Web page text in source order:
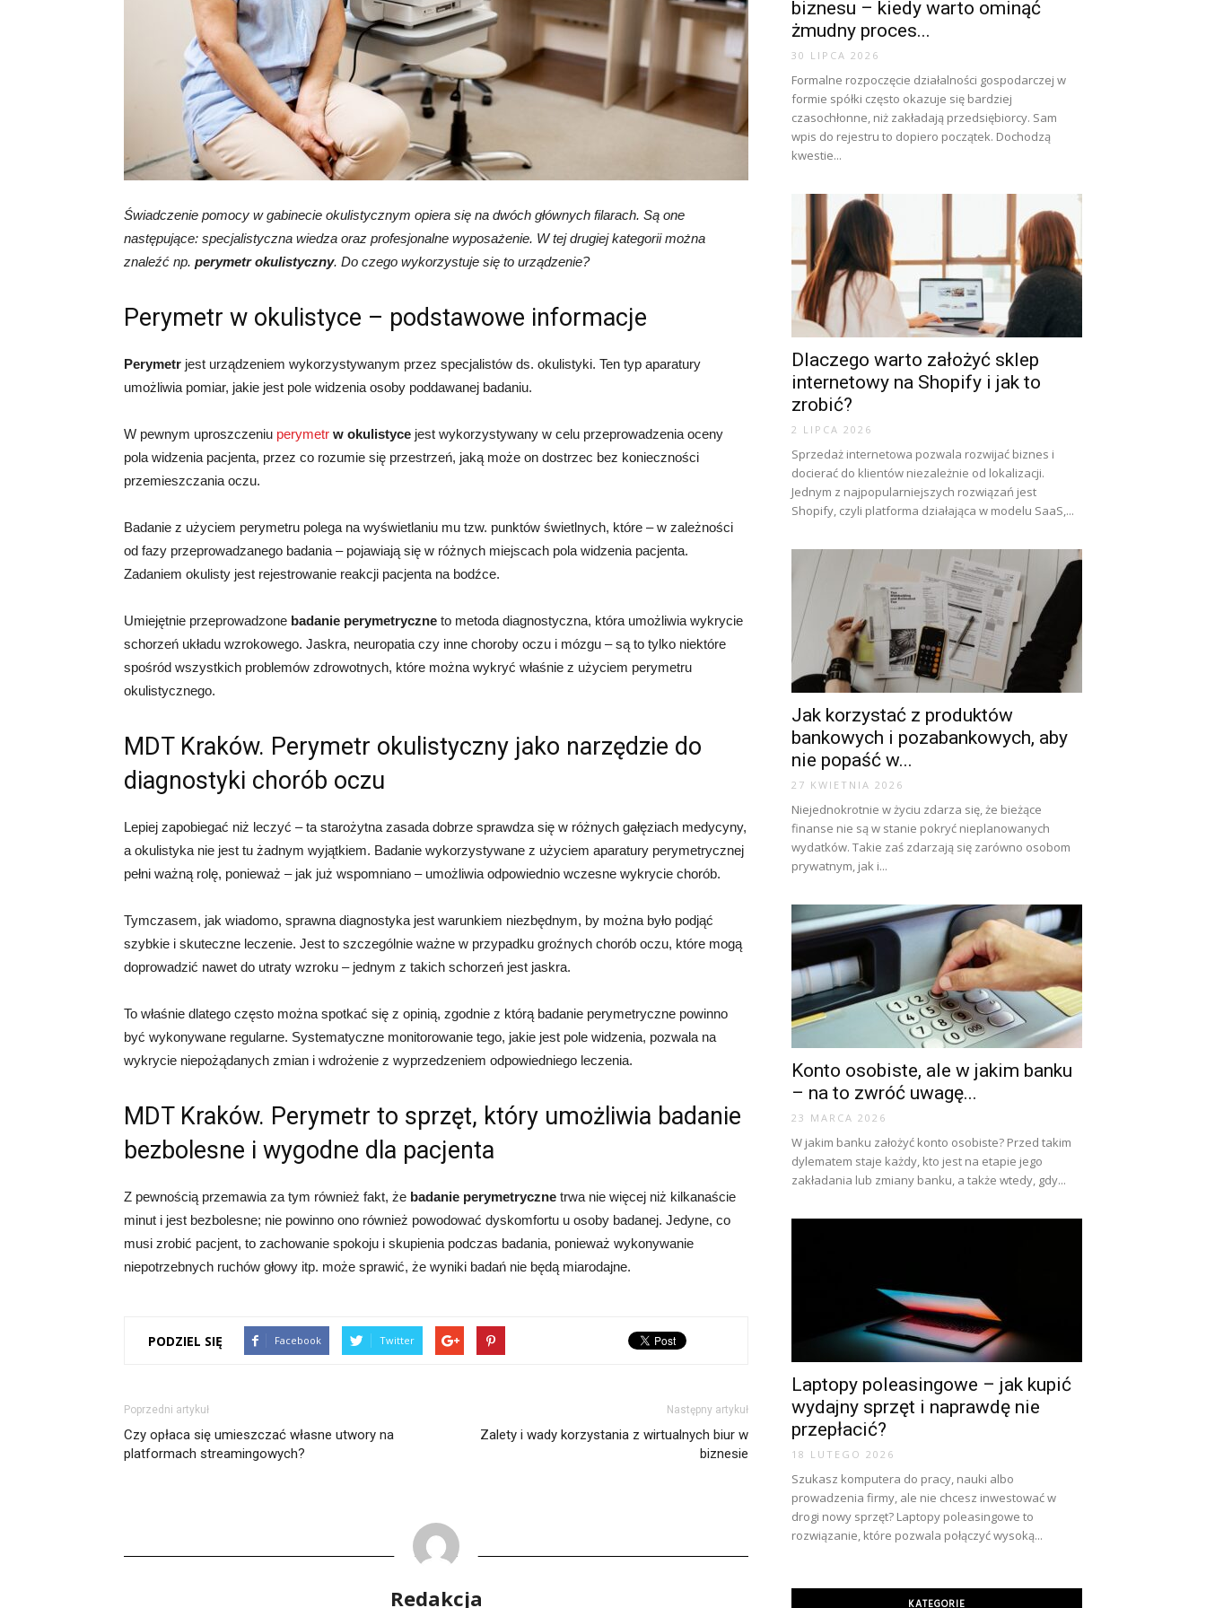
Świadczenie pomocy w gabinecie okulistycznym opiera się na dwóch głównych filarach. Są one
następujące: specjalistyczna wiedza oraz profesjonalne wyposażenie. W tej drugiej kategorii można
znaleźć np. perymetr okulistyczny. Do czego wykorzystuje się to urządzenie?
Perymetr w okulistyce – podstawowe informacje
Perymetr jest urządzeniem wykorzystywanym przez specjalistów ds. okulistyki. Ten typ aparatury
umożliwia pomiar, jakie jest pole widzenia osoby poddawanej badaniu.
W pewnym uproszczeniu perymetr w okulistyce jest wykorzystywany w celu przeprowadzenia oceny
pola widzenia pacjenta, przez co rozumie się przestrzeń, jaką może on dostrzec bez konieczności
przemieszczania oczu.
Badanie z użyciem perymetru polega na wyświetlaniu mu tzw. punktów świetlnych, które – w zależności
od fazy przeprowadzanego badania – pojawiają się w różnych miejscach pola widzenia pacjenta.
Zadaniem okulisty jest rejestrowanie reakcji pacjenta na bodźce.
Umiejętnie przeprowadzone badanie perymetryczne to metoda diagnostyczna, która umożliwia wykrycie
schorzeń układu wzrokowego. Jaskra, neuropatia czy inne choroby oczu i mózgu – są to tylko niektóre
spośród wszystkich problemów zdrowotnych, które można wykryć właśnie z użyciem perymetru
okulistycznego.
MDT Kraków. Perymetr okulistyczny jako narzędzie do
diagnostyki chorób oczu
Lepiej zapobiegać niż leczyć – ta starożytna zasada dobrze sprawdza się w różnych gałęziach medycyny,
a okulistyka nie jest tu żadnym wyjątkiem. Badanie wykorzystywane z użyciem aparatury perymetrycznej
pełni ważną rolę, ponieważ – jak już wspomniano – umożliwia odpowiednio wczesne wykrycie chorób.
Tymczasem, jak wiadomo, sprawna diagnostyka jest warunkiem niezbędnym, by można było podjąć
szybkie i skuteczne leczenie. Jest to szczególnie ważne w przypadku groźnych chorób oczu, które mogą
doprowadzić nawet do utraty wzroku – jednym z takich schorzeń jest jaskra.
To właśnie dlatego często można spotkać się z opinią, zgodnie z którą badanie perymetryczne powinno
być wykonywane regularne. Systematyczne monitorowanie tego, jakie jest pole widzenia, pozwala na
wykrycie niepożądanych zmian i wdrożenie z wyprzedzeniem odpowiedniego leczenia.
MDT Kraków. Perymetr to sprzęt, który umożliwia badanie
bezbolesne i wygodne dla pacjenta
Z pewnością przemawia za tym również fakt, że badanie perymetryczne trwa nie więcej niż kilkanaście
minut i jest bezbolesne; nie powinno ono również powodować dyskomfortu u osoby badanej. Jedyne, co
musi zrobić pacjent, to zachowanie spokoju i skupienia podczas badania, ponieważ wykonywanie
niepotrzebnych ruchów głowy itp. może sprawić, że wyniki badań nie będą miarodajne.
PODZIEL SIĘ Facebook Twitter
Poprzedni artykuł
Czy opłaca się umieszczać własne utwory na
platformach streamingowych?
Następny artykuł
Zalety i wady korzystania z wirtualnych biur w
biznesie
Redakcja
biznesu – kiedy warto ominąć
żmudny proces...
30 LIPCA 2026
Formalne rozpoczęcie działalności gospodarczej w
formie spółki często okazuje się bardziej
czasochłonne, niż zakładają przedsiębiorcy. Sam
wpis do rejestru to dopiero początek. Dochodzą
kwestie...
Dlaczego warto założyć sklep
internetowy na Shopify i jak to
zrobić?
2 LIPCA 2026
Sprzedaż internetowa pozwala rozwijać biznes i
docierać do klientów niezależnie od lokalizacji.
Jednym z najpopularniejszych rozwiązań jest
Shopify, czyli platforma działająca w modelu SaaS,...
Jak korzystać z produktów
bankowych i pozabankowych, aby
nie popaść w...
27 KWIETNIA 2026
Niejednokrotnie w życiu zdarza się, że bieżące
finanse nie są w stanie pokryć nieplanowanych
wydatków. Takie zaś zdarzają się zarówno osobom
prywatnym, jak i...
Konto osobiste, ale w jakim banku
– na to zwróć uwagę...
23 MARCA 2026
W jakim banku założyć konto osobiste? Przed takim
dylematem staje każdy, kto jest na etapie jego
zakładania lub zmiany banku, a także wtedy, gdy...
Laptopy poleasingowe – jak kupić
wydajny sprzęt i naprawdę nie
przepłacić?
18 LUTEGO 2026
Szukasz komputera do pracy, nauki albo
prowadzenia firmy, ale nie chcesz inwestować w
drogi nowy sprzęt? Laptopy poleasingowe to
rozwiązanie, które pozwala połączyć wysoką...
KATEGORIE